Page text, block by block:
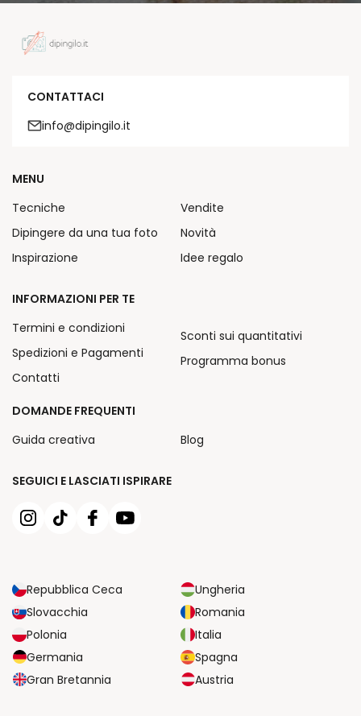
CONTATTACI
info@dipingilo.it
SEGUICI E LASCIATI ISPIRARE
Repubblica Ceca
Ungheria
Slovacchia
Romania
Polonia
Italia
Germania
Spagna
Gran Bretannia
Austria
MENU
Tecniche
Dipingere da una tua foto
Inspirazione
Vendite
Novità
Idee regalo
INFORMAZIONI PER TE
Termini e condizioni
Spedizioni e Pagamenti
Contatti
Sconti sui quantitativi
Programma bonus
DOMANDE FREQUENTI
Guida creativa
Blog